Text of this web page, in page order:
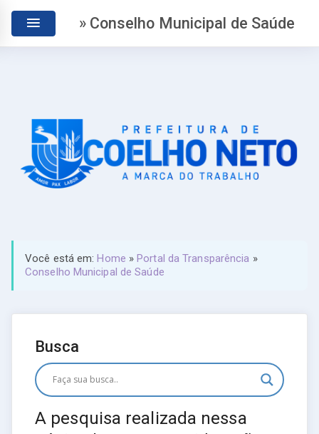
» Conselho Municipal de Saúde
Você está em:Home »Portal da Transparência »
Conselho Municipal de Saúde
Busca
A pesquisa realizada nessa